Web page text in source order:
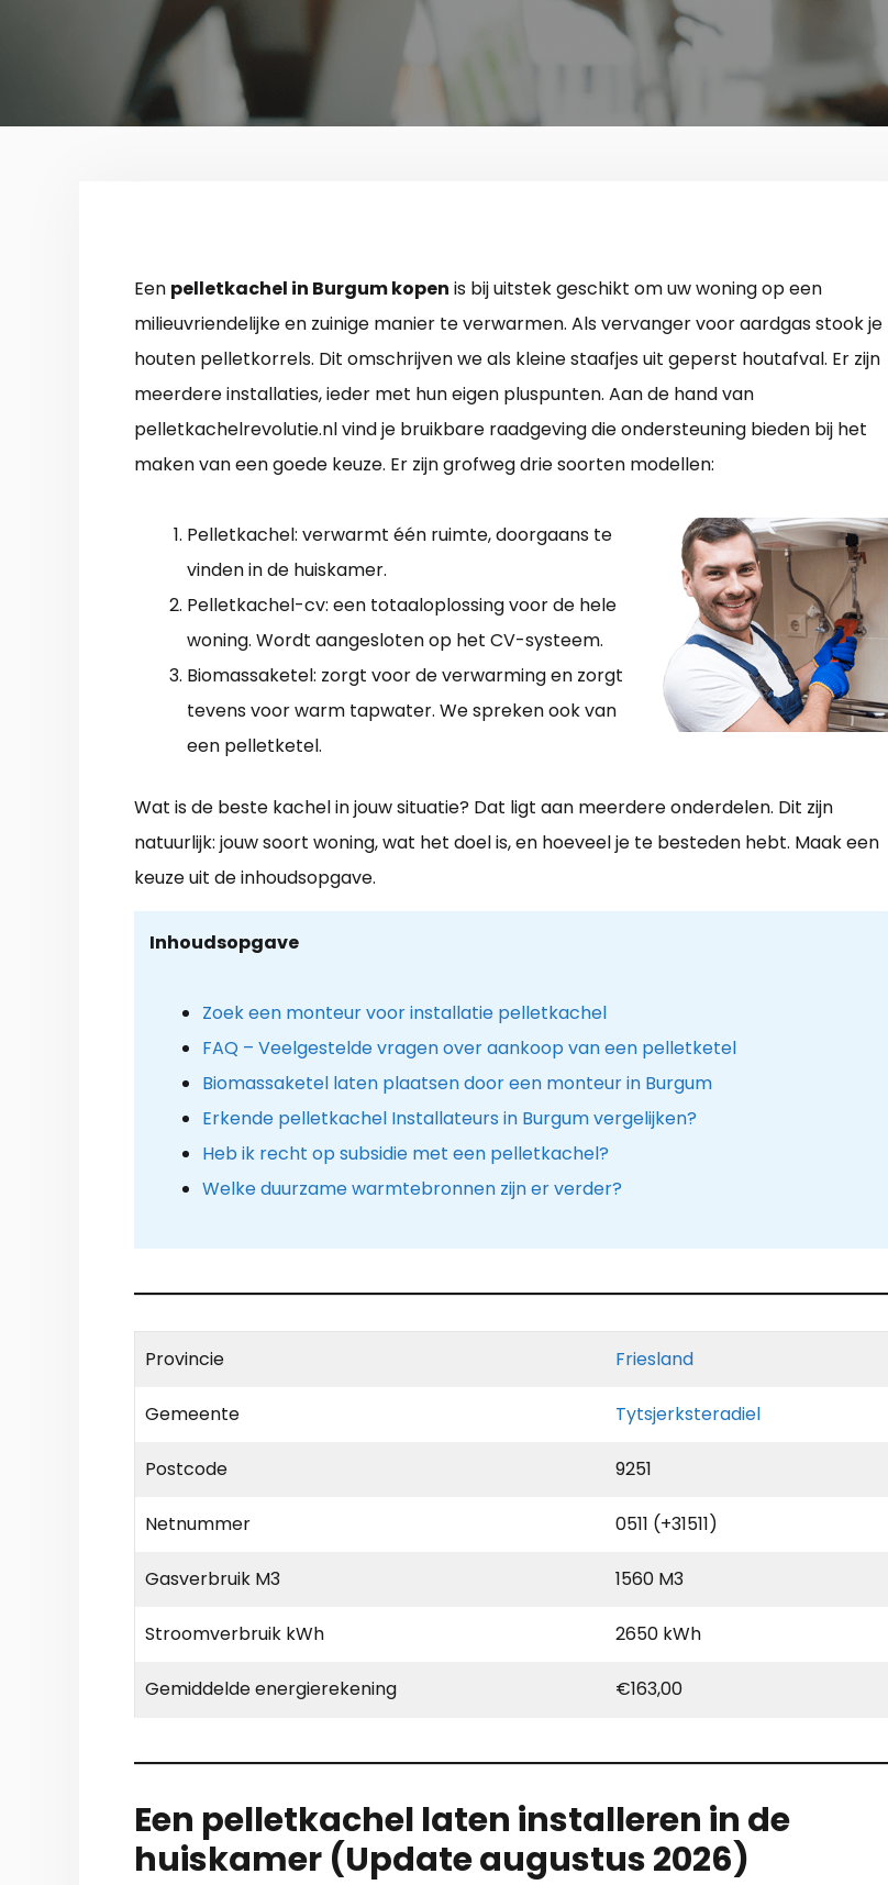
Een pelletkachel in Burgum kopen is bij uitstek geschikt om uw woning op een
milieuvriendelijke en zuinige manier te verwarmen. Als vervanger voor aardgas stook je
houten pelletkorrels. Dit omschrijven we als kleine staafjes uit geperst houtafval. Er zijn
meerdere installaties, ieder met hun eigen pluspunten. Aan de hand van
pelletkachelrevolutie.nl vind je bruikbare raadgeving die ondersteuning bieden bij het
maken van een goede keuze. Er zijn grofweg drie soorten modellen:
Pelletkachel: verwarmt één ruimte, doorgaans te
vinden in de huiskamer.
Pelletkachel-cv: een totaaloplossing voor de hele
woning. Wordt aangesloten op het CV-systeem.
Biomassaketel: zorgt voor de verwarming en zorgt
tevens voor warm tapwater. We spreken ook van
een pelletketel.
Wat is de beste kachel in jouw situatie? Dat ligt aan meerdere onderdelen. Dit zijn
natuurlijk: jouw soort woning, wat het doel is, en hoeveel je te besteden hebt. Maak een
keuze uit de inhoudsopgave.
Inhoudsopgave
Zoek een monteur voor installatie pelletkachel
FAQ – Veelgestelde vragen over aankoop van een pelletketel
Biomassaketel laten plaatsen door een monteur in Burgum
Erkende pelletkachel Installateurs in Burgum vergelijken?
Heb ik recht op subsidie met een pelletkachel?
Welke duurzame warmtebronnen zijn er verder?
Provincie Friesland
Gemeente Tytsjerksteradiel
Postcode 9251
Netnummer 0511 (+31511)
Gasverbruik M3 1560 M3
Stroomverbruik kWh 2650 kWh
Gemiddelde energierekening €163,00
Een pelletkachel laten installeren in de
huiskamer (Update augustus 2026)